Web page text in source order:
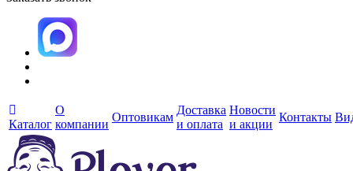
Каталог
О
компании
Оптовикам
Доставка
и оплата
Новости
и акции
Контакты